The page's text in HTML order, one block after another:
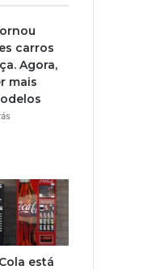
carros
Agora,
mais
está